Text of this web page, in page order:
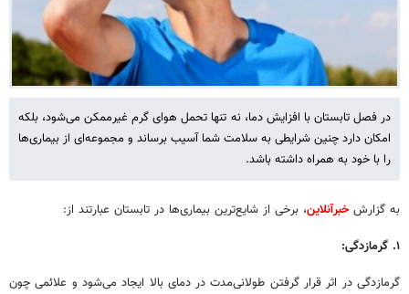
در فصل تابستان با افزایش دما، نه تنها تحمل هوای گرم غیرممکن می‌شود، بلکه
امکان دارد چنین شرایطی به سلامت شما آسیب برساند و مجموعه‌ای از بیماری‌ها
را با خود به همراه داشته باشد.
به گزارشخبرآنلاین، برخی از شایع‌ترین بیماری‌ها در تابستان عبارتند از:
۱. گرمازدگی:
گرمازدگی در اثر قرار گرفتن طولانی‌مدت در دمای بالا ایجاد می‌شود و علائمی چون